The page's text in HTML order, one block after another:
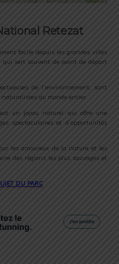
Retezat
facile depuis les grandes villes
sert souvent de point de départ
de l’environnement, sont
du monde entier.
un joyau naturel qui offre une
spectaculaires et d’opportunités
les amoureux de la nature et les
des régions les plus sauvages et
DU PARC